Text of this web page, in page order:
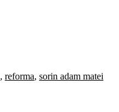
, reforma, sorin adam matei